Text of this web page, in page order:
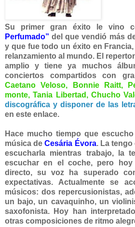
Su primer gran éxito le vino
Perfumado” del que vendió más
y que fue todo un éxito en
relanzamiento al mundo. El
amplioy tiene ya muchos
conciertos compartidos con
Caetano Veloso, Bonnie Raitt,
monte, Tania Libertad, Chucho
discográfica y disponer de las
en este enlace.
Hace mucho tiempo que
música deCesária Évora. La tengo
escucharla mientras trabajo, la
escuchar en el coche, pero
directo, su voz ha superado
expectativas. Actualmente se
músicos: dos repercusionistas,
un bajo, un cavaquinho, un
saxofonista. Hoy han
otras composiciones de ritmo